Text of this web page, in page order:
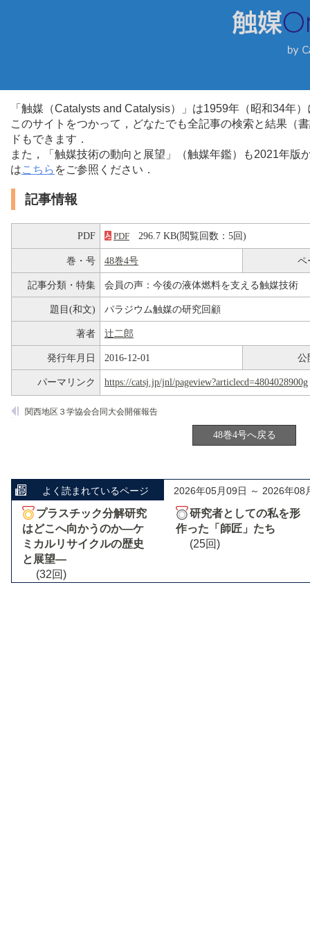
「触媒（Catalysts and Catalysis）」は1959年（昭和34年
このサイトをつかって，どなたでも全記事の検索と結果（
ドもできます．
また，「触媒技術の動向と展望」（触媒年鑑）も2021年
はこちら をご参照ください．
記事情報
PDF PDF 296.7 KB(閲覧回数：5回)
巻・号 48巻4号 ペ
記事分類・特集 会員の声：今後の液体燃料を支える触媒技術
題目(和文) パラジウム触媒の研究回顧
著者 辻二郎
発行年月日 2016-12-01 公
パーマリンク https://catsj.jp/jnl/pageview?articlecd=4804028900g
関西地区３学協会合同大会開催報告
48巻4号へ戻る
よく読まれているページ 2026年05月09日 ～ 2026年08
プラスチック分解研究
はどこへ向かうのか―ケ
ミカルリサイクルの歴史
と展望―
(32回)
研究者としての私を形
作った「師匠」たち
(25回)